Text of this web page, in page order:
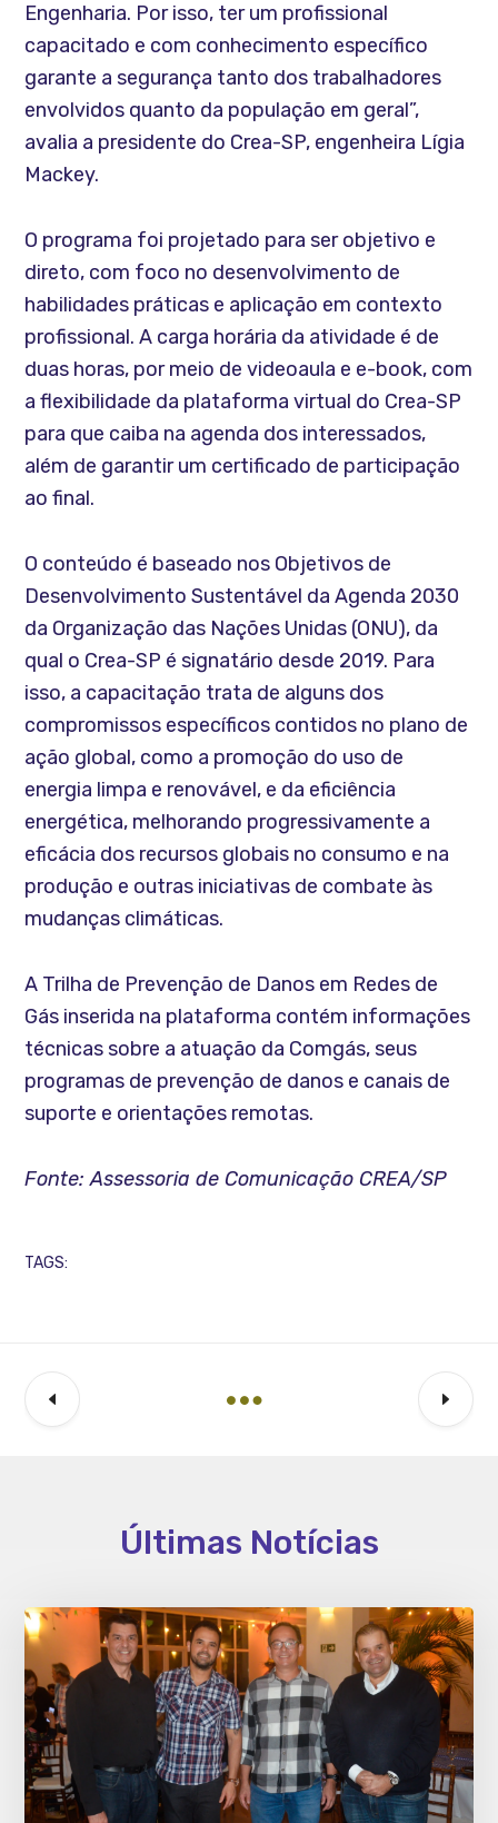
Engenharia. Por isso, ter um profissional
capacitado e com conhecimento específico
garante a segurança tanto dos trabalhadores
envolvidos quanto da população em geral”,
avalia a presidente do Crea-SP, engenheira Lígia
Mackey.
O programa foi projetado para ser objetivo e
direto, com foco no desenvolvimento de
habilidades práticas e aplicação em contexto
profissional. A carga horária da atividade é de
duas horas, por meio de videoaula e e-book, com
a flexibilidade da plataforma virtual do Crea-SP
para que caiba na agenda dos interessados,
além de garantir um certificado de participação
ao final.
O conteúdo é baseado nos Objetivos de
Desenvolvimento Sustentável da Agenda 2030
da Organização das Nações Unidas (ONU), da
qual o Crea-SP é signatário desde 2019. Para
isso, a capacitação trata de alguns dos
compromissos específicos contidos no plano de
ação global, como a promoção do uso de
energia limpa e renovável, e da eficiência
energética, melhorando progressivamente a
eficácia dos recursos globais no consumo e na
produção e outras iniciativas de combate às
mudanças climáticas.
A Trilha de Prevenção de Danos em Redes de
Gás inserida na plataforma contém informações
técnicas sobre a atuação da Comgás, seus
programas de prevenção de danos e canais de
suporte e orientações remotas.
Fonte: Assessoria de Comunicação CREA/SP
TAGS:
Últimas Notícias